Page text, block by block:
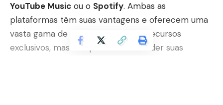
YouTube Music ou o Spotify. Ambas as
plataformas têm suas vantagens e oferecem uma
vasta gama de músicas, playlists e recursos
exclusivos, mas é importante entender suas